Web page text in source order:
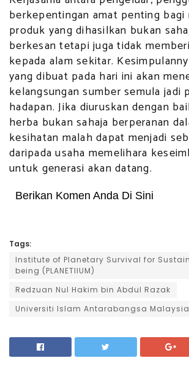
berkepentingan amat penting bagi
produk yang dihasilkan bukan
berkesan tetapi juga tidak
kepada alam sekitar.
yang dibuat pada hari ini akan
kelangsungan sumber semula jadi
hadapan. Jika diuruskan dengan
herba bukan sahaja berperanan
kesihatan malah dapat menjadi
daripada usaha memelihara
untuk generasi akan datang.
Berikan Komen Anda Di Sini
Tags:
Institute of Planetary Survival for
being (PLANETIIUM)
Redzuan Nul Hakim bin Abdul Razak
Universiti Islam Antarabangsa Malaysia